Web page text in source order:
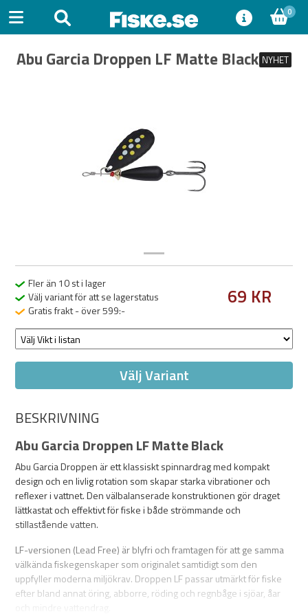
0
Abu Garcia Droppen LF Matte Black NYHET
Fler än 10 st i lager
Välj variant för att se lagerstatus
Gratis frakt - över 599:-
69 KR
Välj Variant
BESKRIVNING
Abu Garcia Droppen LF Matte Black
Abu Garcia Droppen är ett klassiskt spinnardrag med kompakt
design och en livlig rotation som skapar starka vibrationer och
reflexer i vattnet. Den välbalanserade konstruktionen gör draget
lättkastat och effektivt för fiske i både strömmande och
stillastående vatten.
LF-versionen (Lead Free) är blyfri och framtagen för att ge samma
välkända fiskegenskaper som originalet samtidigt som den
uppfyller moderna miljökrav. Droppen LF passar utmärkt för fiske
efter bland annat öring, abborre, röding och regnbåge i sjöar, åar